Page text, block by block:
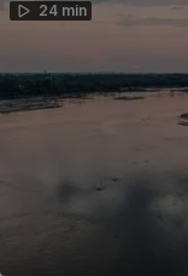
24 min